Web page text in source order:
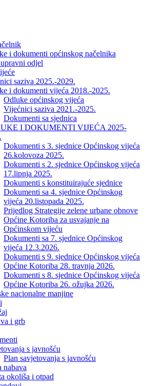
i dokumenti općinskog načelnika
odjel
saziva 2025.-2029.
i dokumenti vijeća 2018.-2025.
Odluke općinskog vijeća
Vijećnici saziva 2021.-2025.
Dokumenti sa sjednica
I DOKUMENTI VIJEĆA 2025-
Dokumenti s 3. sjednice Općinskog vijeća
26.kolovoza 2025.
Dokumenti s 2. sjednice Općinskog vijeća
17.lipnja 2025.
Dokumenti s konstituirajuće sjednice
Dokumenti sa 4. sjednice Općinskog
vijeća 20.listopada 2025.
Prijedlog Strategije zelene urbane obnove
Općine Kotoriba za usvajanje na
Općinskom vijeću
Dokumenti sa 7. sjednice Općinskog
vijeća 12.3.2026.
Dokumenti s 9. sjednice Općinskog vijeća
Općine Kotoriba 28. travnja 2026.
Dokumenti s 8. sjednice Općinskog vijeća
Općine Kotoriba 26. ožujka 2026.
nacionalne manjine
i grb
s javnošću
Plan savjetovanja s javnošću
nabava
okoliša i otpad